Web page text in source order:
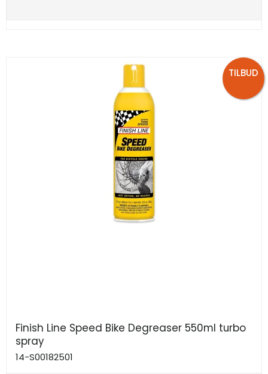
TILBUD
Finish Line Speed Bike Degreaser 550ml turbo
spray
14-S00182501